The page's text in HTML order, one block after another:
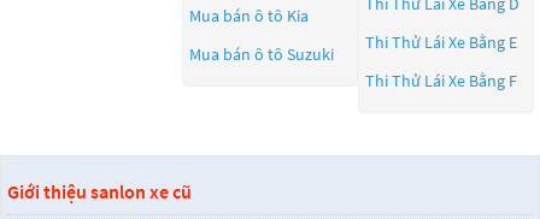
Mua bán ô tô Kia
Mua bán ô tô Suzuki
Thi Thử Lái Xe Bằng E
Thi Thử Lái Xe Bằng F
Giới thiệu sanlon xe cũ